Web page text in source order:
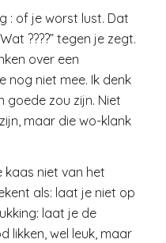
: of je worst lust. Dat
????” tegen je zegt.
over een
nog niet mee. Ik denk
goede zou zijn. Niet
maar die wo-klank
kaas niet van het
als: laat je niet op
laat je de
likken, wel leuk, maar